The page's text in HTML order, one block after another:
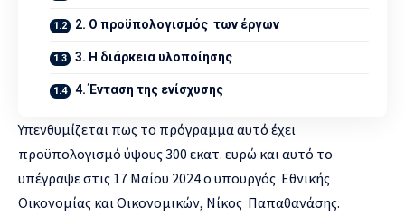
2. Ο προϋπολογισμός των έργων
3. Η διάρκεια υλοποίησης
4. Ένταση της ενίσχυσης
Υπενθυμίζεται πως το πρόγραμμα αυτό έχει
προϋπολογισμό ύψους 300 εκατ. ευρώ και αυτό το
υπέγραψε στις 17 Μαΐου 2024 ο υπουργός Εθνικής
Οικονομίας και Οικονομικών, Νίκος Παπαθανάσης.